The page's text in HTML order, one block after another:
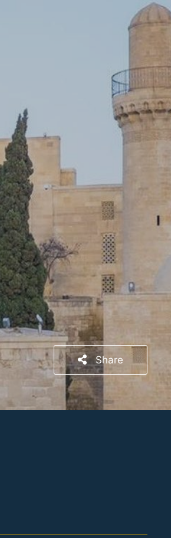
Share